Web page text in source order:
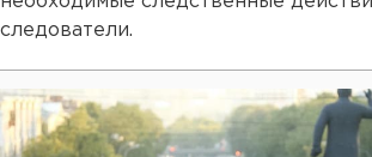
следователи.